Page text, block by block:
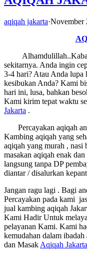
aqiqah jakarta·November
Alhamdulillah..Kabar
sekitarnya. Anda ingin
3-4 hari? Atau Anda lupa
kesibukan Anda? Kami
hari ini, lusa, bahkan
Kami kirim tepat waktu
Jakarta .
Percayakan aqiqah
Kambing aqiqah yang
aqiqah yang murah , nasi
masakan aqiqah enak
langsung tanpa DP
diantar / disalurkan
Jangan ragu lagi . Bagi
Percayakan pada kami
jual kambing aqiqah
Kami Hadir Untuk
pelayanan Kami. Kami
kemudahan dalam
dan Masak Aqiqah Jakarta